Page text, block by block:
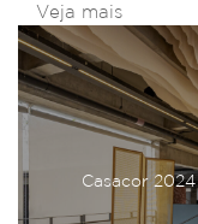
Veja mais
Casacor 2024